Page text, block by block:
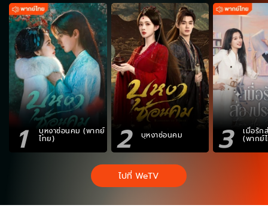
1 บุหงาซ่อนคม (พากย์
ไทย) 2 บุหงาซ่อนคม 3 เมื่อรัก
(พากย์
ไปที่ WeTV